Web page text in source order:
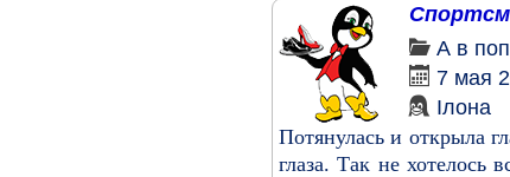
А в
7 мая
Ілона
Потянулась и открыла
глаза. Так не хотелось